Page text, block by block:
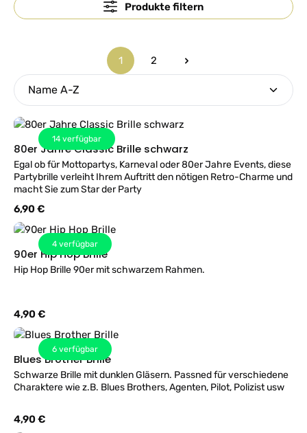
Produkte filtern
Seite
1
Seite
2
14 verfügbar
80er Jahre Classic Brille schwarz
Egal ob für Mottopartys, Karneval oder 80er Jahre Events, diese
Partybrille verleiht Ihrem Auftritt den nötigen Retro-Charme und
macht Sie zum Star der Party
Regulärer Preis:
6,90 €
4 verfügbar
90er Hip Hop Brille
Hip Hop Brille 90er mit schwarzem Rahmen.
Regulärer Preis:
4,90 €
6 verfügbar
Blues Brother Brille
Schwarze Brille mit dunklen Gläsern. Passned für verschiedene
Charaktere wie z.B. Blues Brothers, Agenten, Pilot, Polizist usw
Regulärer Preis:
4,90 €